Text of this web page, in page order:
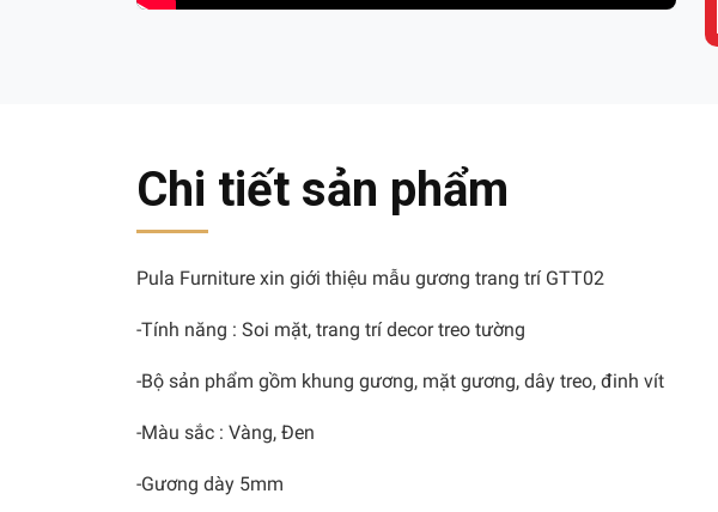
Chi tiết sản phẩm
Pula Furniture xin giới thiệu mẫu gương trang trí GTT02
-Tính năng : Soi mặt, trang trí decor treo tường
-Bộ sản phẩm gồm khung gương, mặt gương, dây treo, đinh vít
-Màu sắc : Vàng, Đen
-Gương dày 5mm